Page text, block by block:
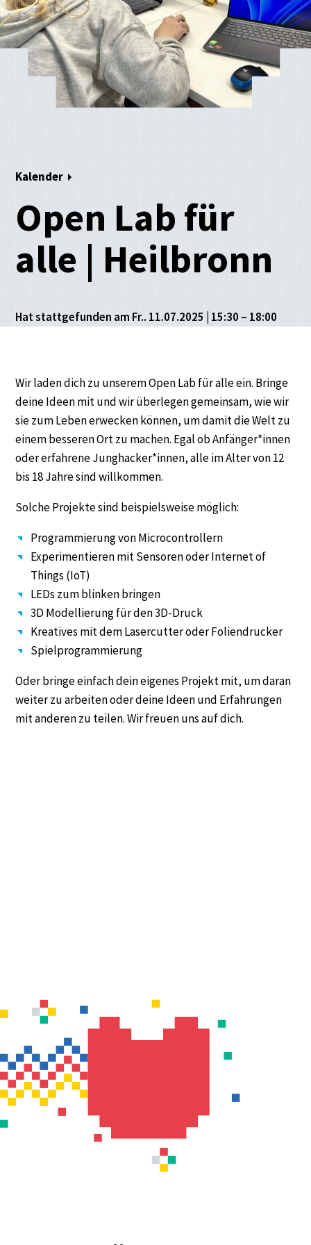
Kalender
Open Lab für
alle | Heilbronn
Hat stattgefunden am Fr.. 11.07.2025 | 15:30 – 18:00
Wir laden dich zu unserem Open Lab für alle ein. Bringe
deine Ideen mit und wir überlegen gemeinsam, wie wir
sie zum Leben erwecken können, um damit die Welt zu
einem besseren Ort zu machen. Egal ob Anfänger*innen
oder erfahrene Junghacker*innen, alle im Alter von 12
bis 18 Jahre sind willkommen.
Solche Projekte sind beispielsweise möglich:
Programmierung von Microcontrollern
Experimentieren mit Sensoren oder Internet of
Things (IoT)
LEDs zum blinken bringen
3D Modellierung für den 3D-Druck
Kreatives mit dem Lasercutter oder Foliendrucker
Spielprogrammierung
Oder bringe einfach dein eigenes Projekt mit, um daran
weiter zu arbeiten oder deine Ideen und Erfahrungen
mit anderen zu teilen. Wir freuen uns auf dich.